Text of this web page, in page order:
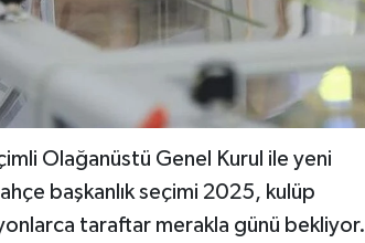
Olağanüstü Genel Kurul ile yeni
başkanlık seçimi 2025, kulüp
taraftar merakla günü bekliyor.